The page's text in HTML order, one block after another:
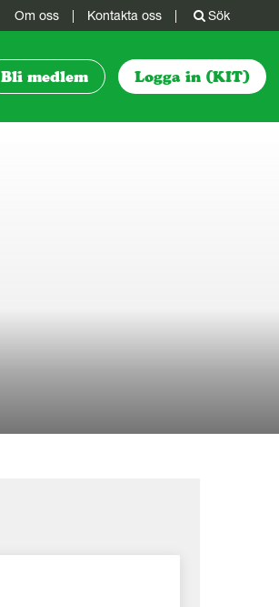
Om oss | Kontakta oss | Sök
Bli medlem Logga in (KIT)